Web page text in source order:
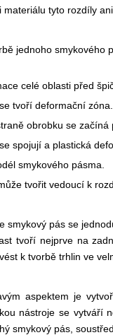
materiálu tyto rozdíly
jednoho smykového
celé oblasti před
tvoří deformační zóna.
obrobku se začíná
spojují a plastická
smykového pásma.
tvořit vedoucí k
smykový pás se
tvoří nejprve na
k tvorbě trhlin ve
aspektem je
nástroje se vytváří
smykový pás,